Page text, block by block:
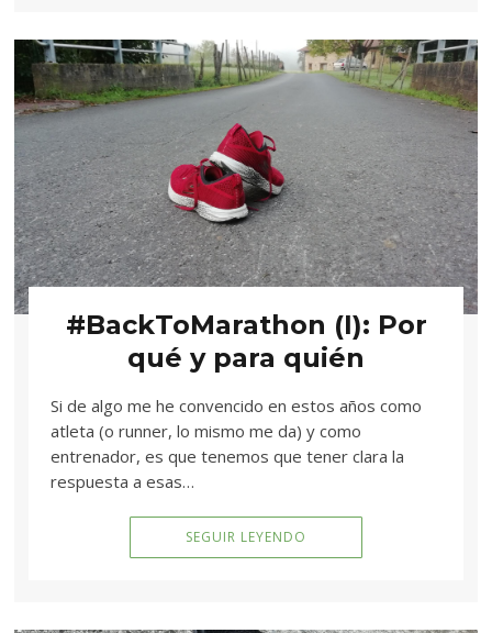
#BackToMarathon (I): Por
qué y para quién
Si de algo me he convencido en estos años como
atleta (o runner, lo mismo me da) y como
entrenador, es que tenemos que tener clara la
respuesta a esas…
SEGUIR LEYENDO